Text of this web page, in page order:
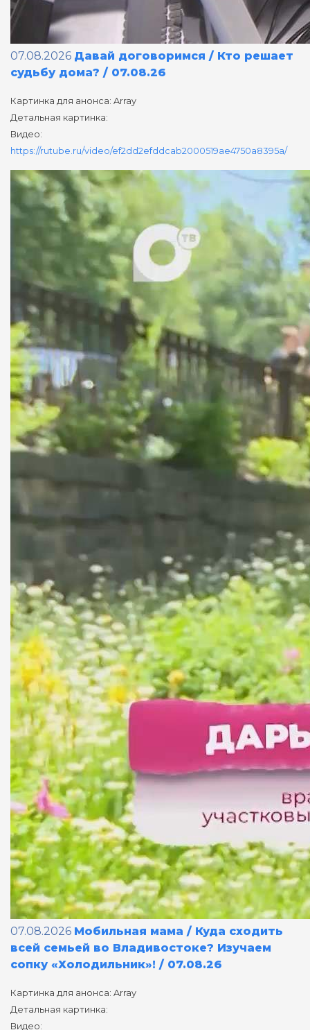
07.08.2026 Давай договоримся / Кто решает
судьбу дома? / 07.08.26
Картинка для анонса: Array
Детальная картинка:
Видео:
https://rutube.ru/video/ef2dd2efddcab2000519ae4750a8395a/
07.08.2026 Мобильная мама / Куда сходить
всей семьей во Владивостоке? Изучаем
сопку «Холодильник»! / 07.08.26
Картинка для анонса: Array
Детальная картинка:
Видео: